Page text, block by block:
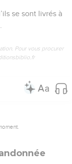
se sont livrés à
Pour vous procurer